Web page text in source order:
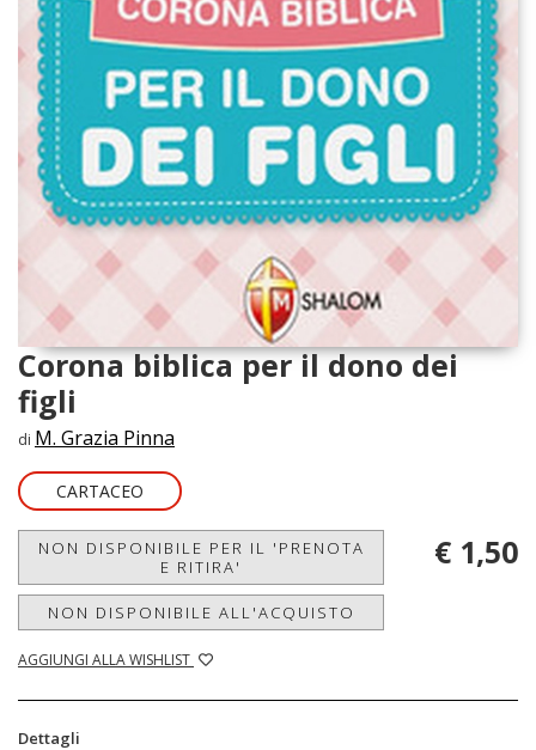
Corona biblica per il dono dei
figli
di M. Grazia Pinna
CARTACEO
NON DISPONIBILE PER IL 'PRENOTA
E RITIRA'
NON DISPONIBILE ALL'ACQUISTO
AGGIUNGI ALLA WISHLIST
€ 1,50
Dettagli